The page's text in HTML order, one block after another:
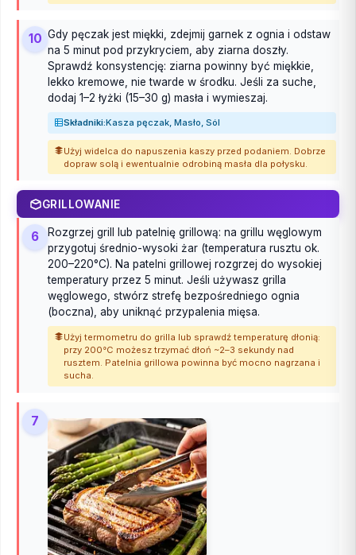
10 Gdy pęczak jest miękki, zdejmij garnek z ognia i odstaw
na 5 minut pod przykryciem, aby ziarna doszły.
Sprawdź konsystencję: ziarna powinny być miękkie,
lekko kremowe, nie twarde w środku. Jeśli za suche,
dodaj 1–2 łyżki (15–30 g) masła i wymieszaj.
Składniki:Kasza pęczak, Masło, Sól
Użyj widelca do napuszenia kaszy przed podaniem. Dobrze
dopraw solą i ewentualnie odrobiną masła dla połysku.
GRILLOWANIE
6
Rozgrzej grill lub patelnię grillową: na grillu węglowym
przygotuj średnio-wysoki żar (temperatura rusztu ok.
200–220°C). Na patelni grillowej rozgrzej do wysokiej
temperatury przez 5 minut. Jeśli używasz grilla
węglowego, stwórz strefę bezpośredniego ognia
(boczna), aby uniknąć przypalenia mięsa.
Użyj termometru do grilla lub sprawdź temperaturę dłonią:
przy 200°C możesz trzymać dłoń ~2–3 sekundy nad
rusztem. Patelnia grillowa powinna być mocno nagrzana i
sucha.
7